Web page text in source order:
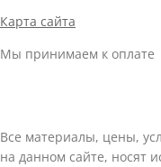
Карта сайта
Мы принимаем к оплате
Все материалы, цены,
на данном сайте, носят